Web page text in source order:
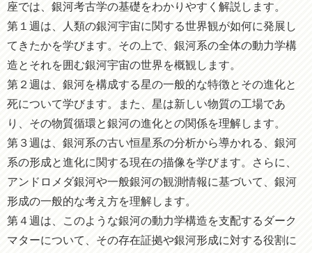
座では、銀河考古学の基礎をわかりやすく解説します。
第１週は、人類の銀河宇宙に関する世界観が如何に発展し
てきたかを学びます。その上で、銀河系の全体の動力学構
造とそれを囲む銀河宇宙の世界を概観します。
第２週は、銀河を構成する星の一般的な特徴とその進化と
死について学びます。また、星は新しい物質の工場であ
り、その物質循環と銀河の進化との関係を理解します。
第３週は、銀河系の古い恒星系の分析から導かれる、銀河
系の形成と進化に関する現在の描像を学びます。さらに、
アンドロメダ銀河や一般銀河の観測情報に基づいて、銀河
形成の一般的な考え方を理解します。
第４週は、このような銀河の動力学構造を支配するダーク
マターについて、その存在証拠や銀河形成に対する役割に